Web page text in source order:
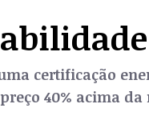
certificação
40% acima